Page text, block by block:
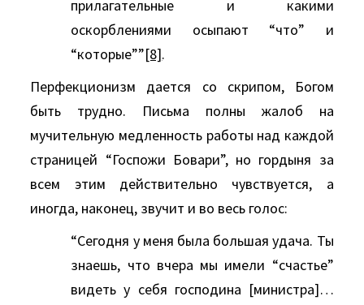
прилагательные и какими
оскорблениями осыпают “что” и
“которые””[8].
Перфекционизм дается со скрипом, Богом
быть трудно. Письма полны жалоб на
мучительную медленность работы над каждой
страницей “Госпожи Бовари”, но гордыня за
всем этим действительно чувствуется, а
иногда, наконец, звучит и во весь голос:
“Сегодня у меня была большая удача. Ты
знаешь, что вчера мы имели “счастье”
видеть у себя господина [министра]…